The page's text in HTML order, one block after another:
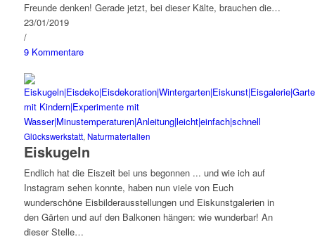
Freunde denken! Gerade jetzt, bei dieser Kälte, brauchen die…
23/01/2019
/
9 Kommentare
Glückswerkstatt, Naturmaterialien
Eiskugeln
Endlich hat die Eiszeit bei uns begonnen ... und wie ich auf
Instagram sehen konnte, haben nun viele von Euch
wunderschöne Eisbilderausstellungen und Eiskunstgalerien in
den Gärten und auf den Balkonen hängen: wie wunderbar! An
dieser Stelle…